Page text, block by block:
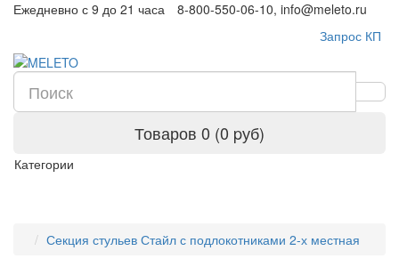
Ежедневно с 9 до 21 часа
8-800-550-06-10, info@meleto.ru
Запрос КП
Товаров 0 (0 pуб)
Категории
Секция стульев Стайл с подлокотниками 2-х местная